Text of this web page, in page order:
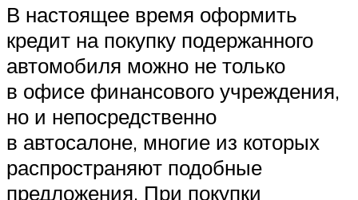
В настоящее время оформить
кредит на покупку подержанного
автомобиля можно не только
в офисе финансового учреждения,
но и непосредственно
в автосалоне, многие из которых
распространяют подобные
предложения. При покупки